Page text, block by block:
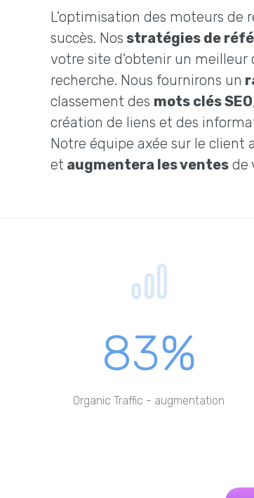
L'optimisation des moteurs de
succès. Nos stratégies de
votre site d'obtenir un meilleur
recherche. Nous fournirons un
classement des mots clés SEO
création de liens et des
Notre équipe axée sur le client a
et augmentera les ventes de
83%
Organic Traffic - augmentation